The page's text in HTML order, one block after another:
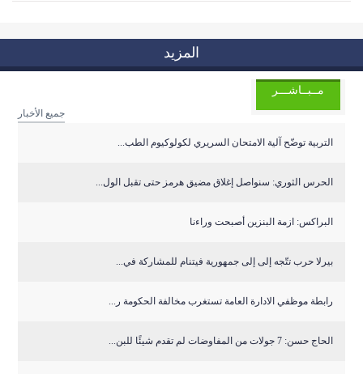
المزيد
مــبــاشـــر
جميع الأخبار
التربية توضّح آلية الامتحان السريري لكولوكيوم الطب...
الحرس الثوري: سنواصل إغلاق مضيق هرمز حتى تقبل الول...
البراكس: ازمة البنزين أصبحت وراءنا
بيرلا حرب تتّجه إلى إلى جمهورية فيتنام للمشاركة في...
رابطة موظفي الادارة العامة تستغرب مخالفة الحكومة ر...
الحاج حسن: 7 جولات من المفاوضات لم تقدم شيئًا للبن...